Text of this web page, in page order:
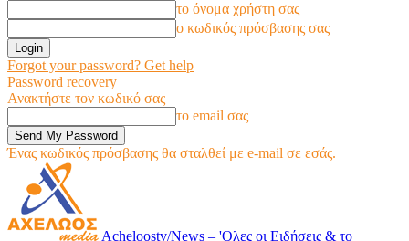
το όνομα χρήστη σας
ο κωδικός πρόσβασης σας
Forgot your password? Get help
Password recovery
Ανακτήστε τον κωδικό σας
το email σας
Ένας κωδικός πρόσβασης θα σταλθεί με e-mail σε εσάς.
Acheloostv/News – 'Ολες οι Ειδήσεις & το